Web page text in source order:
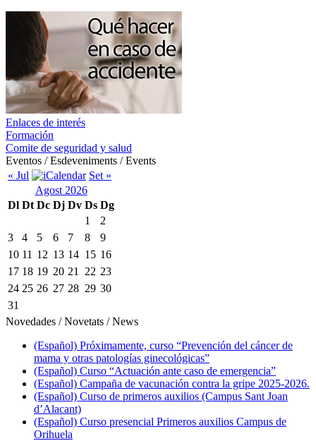
Enlaces de interés
Formación
Comite de seguridad y salud
Eventos / Esdeveniments / Events
« Jul
Set »
Agost 2026
Dl Dt Dc Dj Dv Ds Dg
1
2
3
4 5 6 7 8
9
10 11 12 13 14 15 16
17 18 19 20 21 22 23
24 25 26 27 28 29 30
31
Novedades / Novetats / News
(Español) Próximamente, curso “Prevención del cáncer de
mama y otras patologías ginecológicas”
(Español) Curso “Actuación ante caso de emergencia”
(Español) Campaña de vacunación contra la gripe 2025-2026.
(Español) Curso de primeros auxilios (Campus Sant Joan
d’Alacant)
(Español) Curso presencial Primeros auxilios Campus de
Orihuela